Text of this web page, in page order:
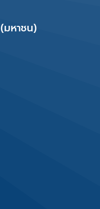
มหาชน)